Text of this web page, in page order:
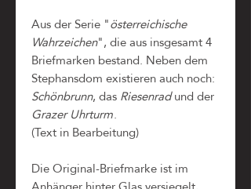
Aus der Serie "österreichische
Wahrzeichen", die aus insgesamt 4
Briefmarken bestand. Neben dem
Stephansdom existieren auch noch:
Schönbrunn, dasRiesenradund der
Grazer Uhrturm.
(Text in Bearbeitung)
Die Original-Briefmarke ist im